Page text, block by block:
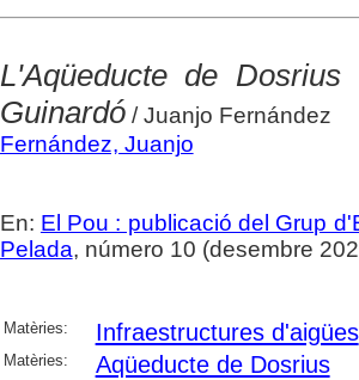
L'Aqüeducte de
Guinardó/ Juanjo Fernández
Fernández, Juanjo
En: El Pou : publicació del Grup
Pelada, número 10 (desembre
Matèries: Infraestructures d'aigües
Matèries: Aqüeducte de Dosrius